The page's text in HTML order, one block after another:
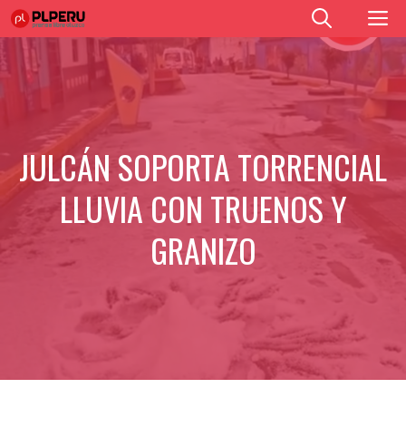
Saltar
al
contenido
JULCÁN SOPORTA TORRENCIAL
LLUVIA CON TRUENOS Y
GRANIZO